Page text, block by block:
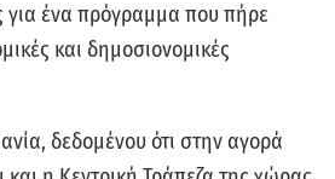
για ένα πρόγραμμα που πήρε
και δημοσιονομικές
δεδομένου ότι στην αγορά